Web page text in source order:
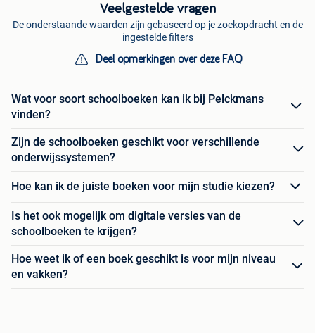
Veelgestelde vragen
De onderstaande waarden zijn gebaseerd op je zoekopdracht en de
ingestelde filters
Deel opmerkingen over deze FAQ
Wat voor soort schoolboeken kan ik bij Pelckmans
vinden?
Zijn de schoolboeken geschikt voor verschillende
onderwijssystemen?
Hoe kan ik de juiste boeken voor mijn studie kiezen?
Is het ook mogelijk om digitale versies van de
schoolboeken te krijgen?
Hoe weet ik of een boek geschikt is voor mijn niveau
en vakken?